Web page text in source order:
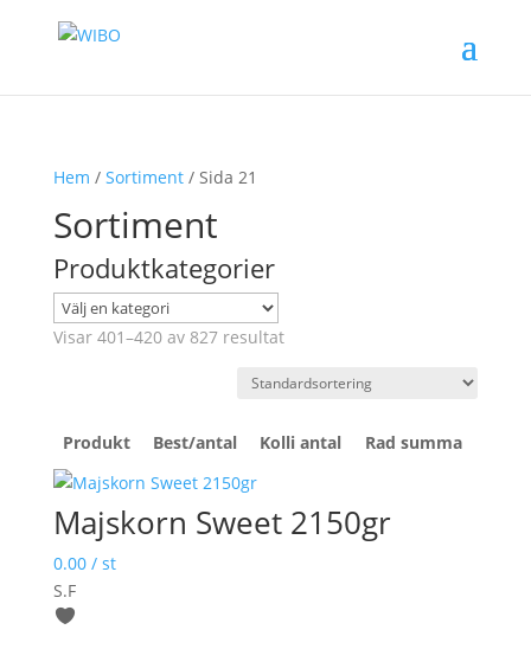
Hem / Sortiment/ Sida 21
Sortiment
Produktkategorier
Visar 401–420 av 827 resultat
Produkt Best/antal Kolli antal Rad summa
Majskorn Sweet 2150gr
0.00/ st
S.F